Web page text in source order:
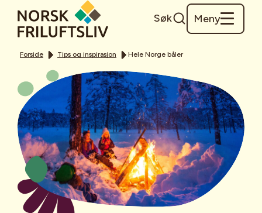
Søk Meny
Forside Tips og inspirasjon Hele Norge båler